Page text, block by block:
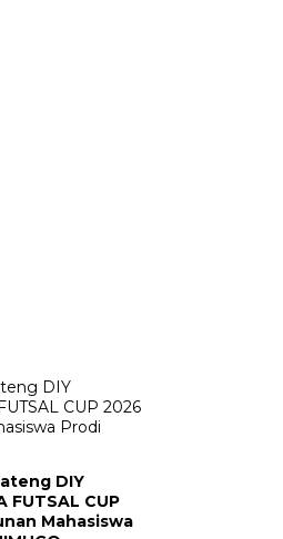
DIY
FUTSAL CUP
Mahasiswa